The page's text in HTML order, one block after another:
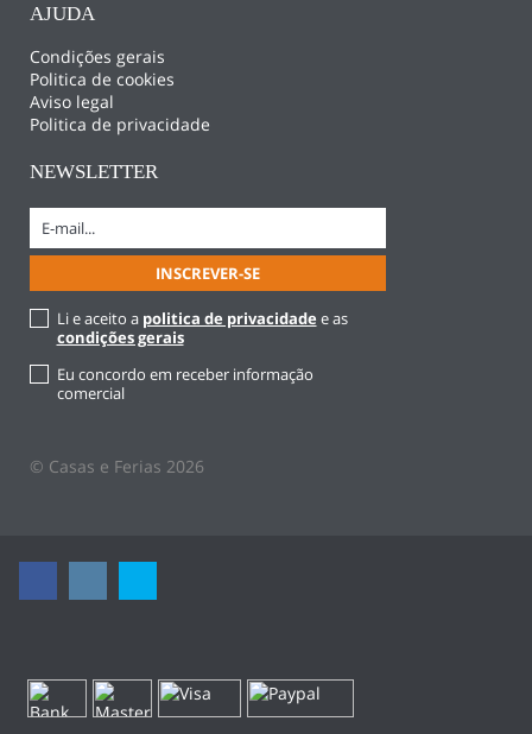
AJUDA
Condições gerais
Politica de cookies
Aviso legal
Politica de privacidade
NEWSLETTER
Li e aceito a politica de privacidade e as
condições gerais
Eu concordo em receber informação
comercial
© Casas e Ferias 2026